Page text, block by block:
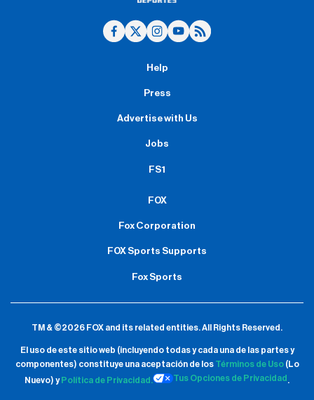
Help
Press
Advertise with Us
Jobs
FS1
FOX
Fox Corporation
FOX Sports Supports
Fox Sports
TM & ©2026 FOX and its related entities.All Rights Reserved.
El uso de este sitio web (incluyendo todas y cada una de las partes y
componentes) constituye una aceptación de los Términos de Uso(Lo
Nuevo) y Política de Privacidad. Tus Opciones de Privacidad .